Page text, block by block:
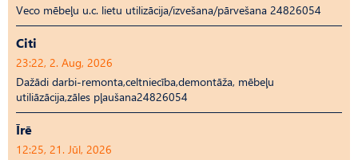
Veco mēbeļu u.c. lietu utilizācija/izvešana/pārvešana 24826054
Citi
23:22, 2. Aug, 2026
Dažādi darbi-remonta,celtniecība,demontāža, mēbeļu
utiliāzācija,zāles pļaušana24826054
Īrē
12:25, 21. Jūl, 2026